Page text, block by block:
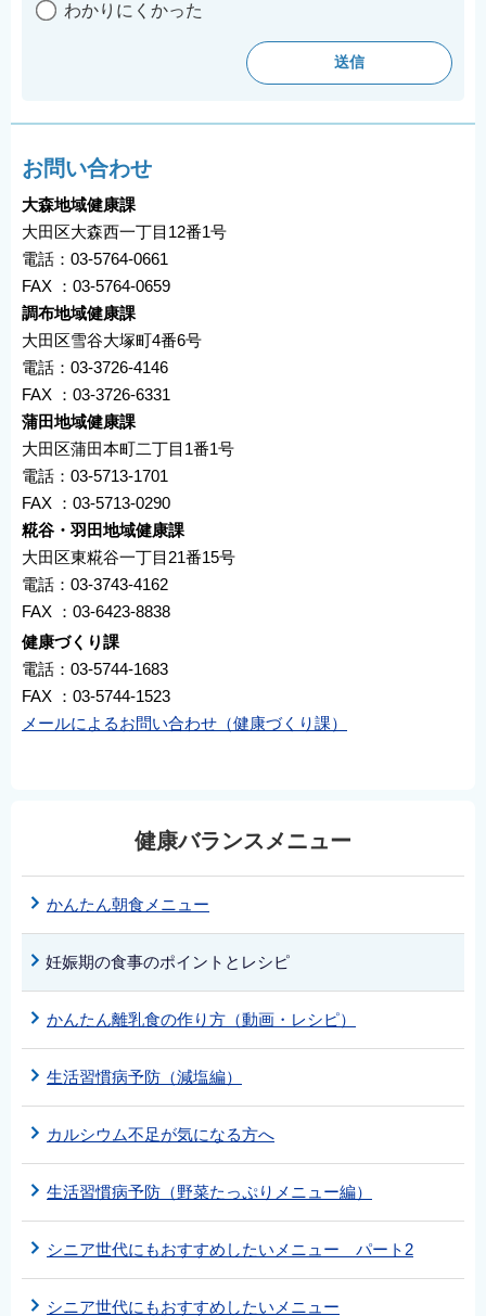
わかりにくかった
お問い合わせ
大森地域健康課
大田区大森西一丁目12番1号
電話：03-5764-0661
FAX ：03-5764-0659
調布地域健康課
大田区雪谷大塚町4番6号
電話：03-3726-4146
FAX ：03-3726-6331
蒲田地域健康課
大田区蒲田本町二丁目1番1号
電話：03-5713-1701
FAX ：03-5713-0290
糀谷・羽田地域健康課
大田区東糀谷一丁目21番15号
電話：03-3743-4162
FAX ：03-6423-8838
健康づくり課
電話：03-5744-1683
FAX ：03-5744-1523
メールによるお問い合わせ（健康づくり課）
健康バランスメニュー
かんたん朝食メニュー
妊娠期の食事のポイントとレシピ
かんたん離乳食の作り方（動画・レシピ）
生活習慣病予防（減塩編）
カルシウム不足が気になる方へ
生活習慣病予防（野菜たっぷりメニュー編）
シニア世代にもおすすめしたいメニュー パート2
シニア世代にもおすすめしたいメニュー